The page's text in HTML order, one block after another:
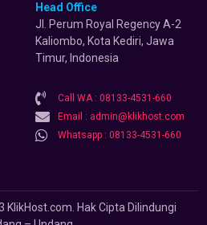
Head Office
Jl. Perum Royal Regency A-2
Kaliombo, Kota Kediri, Jawa
Timur, Indonesia
Call WA : 08133-4531-660
Email : admin@klikhost.com
Whatsapp : 08133-4531-660
Hak Cipta Dilindungi